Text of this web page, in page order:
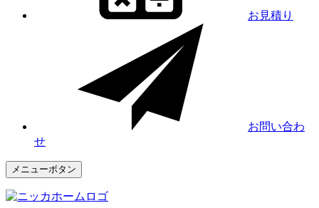
お見積り
お問い合わ
せ
メニューボタン